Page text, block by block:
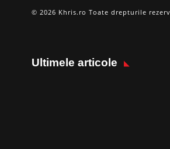
© 2026 Khris.ro Toate drepturile
Ultimele articole